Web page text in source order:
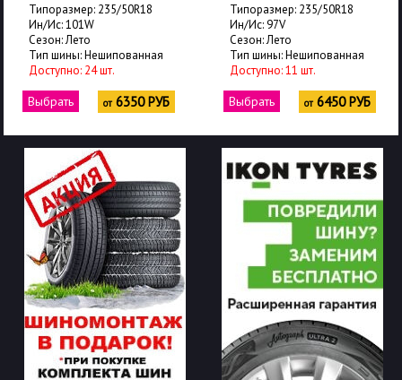
Типоразмер: 235/50R18
Ин/Ис: 101W
Сезон: Лето
Тип шины: Нешипованная
Доступно: 24 шт.
Выбрать от6350 РУБ
Типоразмер: 235/50R18
Ин/Ис: 97V
Сезон: Лето
Тип шины: Нешипованная
Доступно: 11 шт.
Выбрать от6450 РУБ